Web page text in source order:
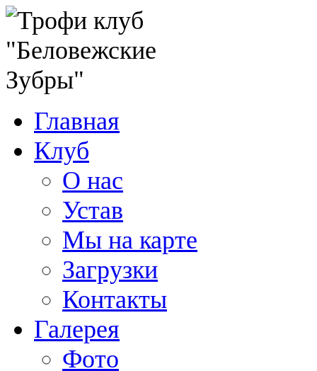
Главная
Клуб
О нас
Устав
Мы на карте
Загрузки
Контакты
Галерея
Фото